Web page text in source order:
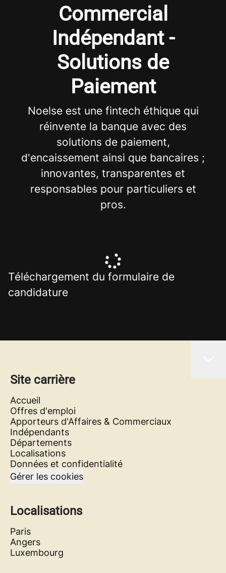
Commercial
Indépendant -
Solutions de
Paiement
Noelse est une fintech éthique qui
réinvente la banque avec des
solutions de paiement,
d'encaissement ainsi que bancaires ;
innovantes, transparentes et
responsables pour particuliers et
pros.
Téléchargement du formulaire de
candidature
Site carrière
Accueil
Offres d'emploi
Apporteurs d'Affaires & Commerciaux
Indépendants
Départements
Localisations
Données et confidentialité
Gérer les cookies
Localisations
Paris
Angers
Luxembourg